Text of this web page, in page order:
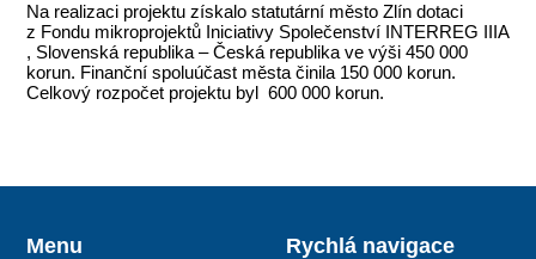
Na realizaci projektu získalo statutární město Zlín dotaci
z Fondu mikroprojektů Iniciativy Společenství INTERREG IIIA
, Slovenská republika – Česká republika ve výši 450 000
korun. Finanční spoluúčast města činila 150 000 korun.
Celkový rozpočet projektu byl 600 000 korun.
Menu Rychlá navigace